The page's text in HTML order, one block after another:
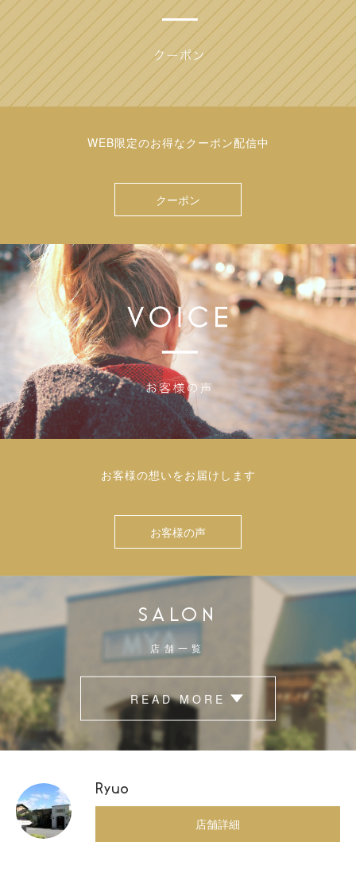
WEB限定のお得なクーポン配信中
クーポン
お客様の想いをお届けします
お客様の声
SALON
店舗一覧
READ MORE
Ryuo
店舗詳細